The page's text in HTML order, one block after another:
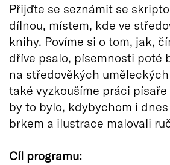
Přijďte se seznámit se
dílnou, místem, kde ve
knihy. Povíme si o tom, jak,
dříve psalo, písemnosti poté
na středověkých
také vyzkoušíme práci
by to bylo, kdybychom i
brkem a ilustrace malovali
Cíl programu: